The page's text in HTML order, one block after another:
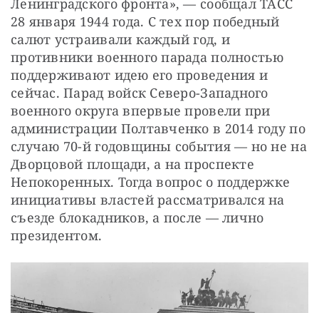
Ленинградского фронта», — сообщал ТАСС
28 января 1944 года. С тех пор победный
салют устраивали каждый год, и
противники военного парада полностью
поддерживают идею его проведения и
сейчас. Парад войск Северо-Западного
военного округа впервые провели при
администрации Полтавченко в 2014 году по
случаю 70-й годовщины события — но не на
Дворцовой площади, а на проспекте
Непокоренных. Тогда вопрос о поддержке
инициативы властей рассматривался на
съезде блокадников, а после — лично
президентом.